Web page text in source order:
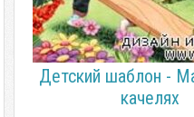
Детский шаблон -
качелях